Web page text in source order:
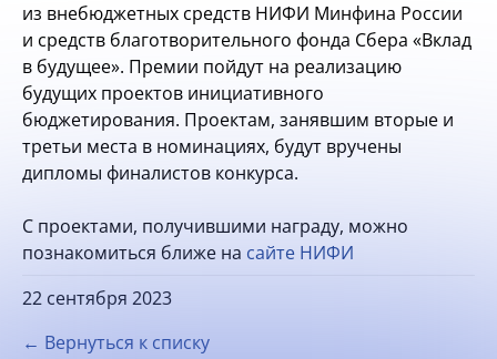
из внебюджетных средств НИФИ Минфина России
и средств благотворительного фонда Сбера «Вклад
в будущее». Премии пойдут на реализацию
будущих проектов инициативного
бюджетирования. Проектам, занявшим вторые и
третьи места в номинациях, будут вручены
дипломы финалистов конкурса.
С проектами, получившими награду, можно
познакомиться ближе на сайте НИФИ
22 сентября 2023
← Вернуться к списку